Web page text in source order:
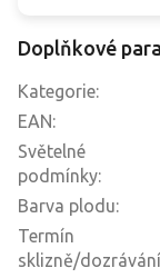
Doplňkové
Kategorie:
EAN:
Světelné
podmínky:
Barva plodu:
Termín
sklizně/dozrávání